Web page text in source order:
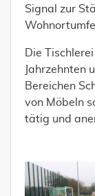
Signal zur
Die
Jahrzehnten
Bereichen
von Möbeln
tätig und